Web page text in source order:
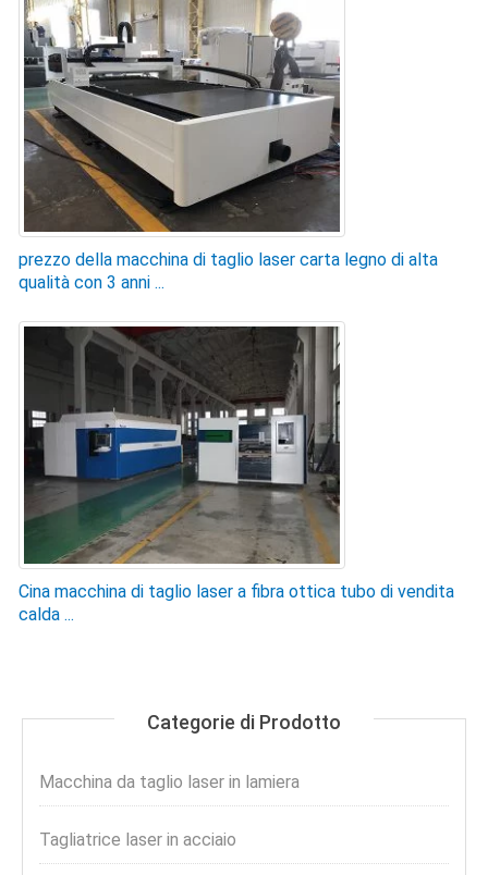
prezzo della macchina di taglio laser carta legno di alta
qualità con 3 anni ...
Cina macchina di taglio laser a fibra ottica tubo di vendita
calda ...
Categorie di Prodotto
Macchina da taglio laser in lamiera
Tagliatrice laser in acciaio